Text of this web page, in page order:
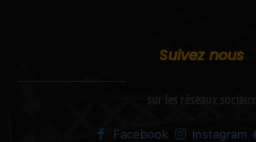
Suivez nous
sur les réseaux sociaux
Facebook Instagram